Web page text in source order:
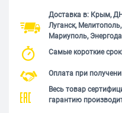
Доставка в: Крым,
Луганск,
Мариуполь,
Самые короткие
Оплата при
Весь товар
гарантию